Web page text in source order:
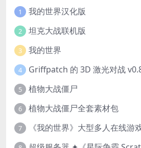
1 我的世界汉化版
2 坦克大战联机版
3 我的世界
4 Griffpatch 的 3D 激光对战
5 植物大战僵尸
6 植物大战僵尸全套素材包
7 《我的世界》大型多人在线游